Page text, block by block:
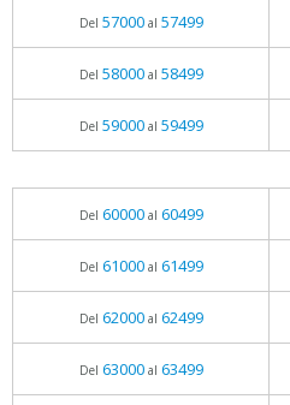
Del 57000al 57499
Del 58000al 58499
Del 59000al 59499
Del 60000al 60499
Del 61000al 61499
Del 62000al 62499
Del 63000al 63499